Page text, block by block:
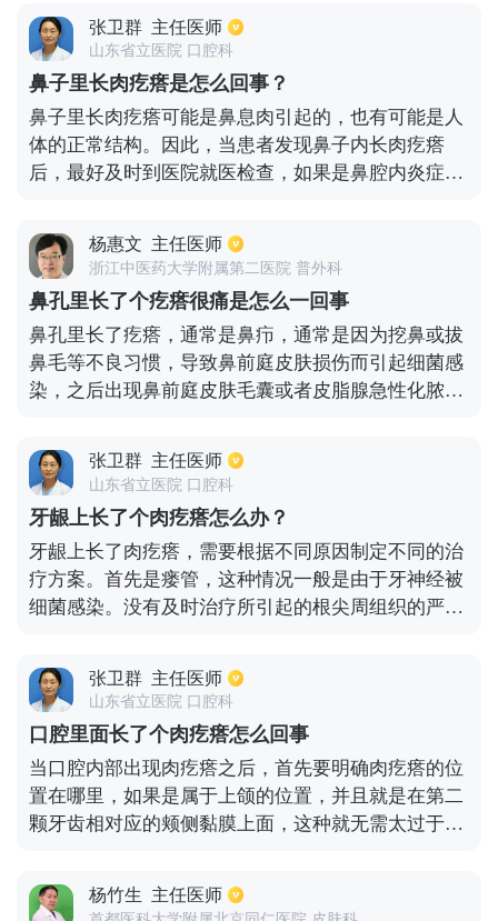
药物，比如头孢类的药物来消除炎症。如果疙瘩一直
变大，且出现脓肿的话，需要将脓肿切除，避免感
染。如果是因为耳垂有外伤或者是打耳钉而出现疙瘩
的话，这有可能是感染导致的，需要到医院检查对症
治疗。必要的情况下还需要采用手术的方式来治疗，
术后还需要做抗疤痕增生的治疗。
张卫群 主任医师
山东省立医院 口腔科
鼻子里长肉疙瘩是怎么回事？
鼻子里长肉疙瘩可能是鼻息肉引起的，也有可能是人
体的正常结构。因此，当患者发现鼻子内长肉疙瘩
后，最好及时到医院就医检查，如果是鼻腔内炎症引
至会引发鼻窦炎，或是导致患者出现头痛症状。那患
者要根据症状轻重程度，结合医生的建议选择合适的
治疗方法，必要时还需要进行手术治疗。而如果鼻子
里的肉疙瘩为下鼻甲的话，那就是正常的生理结构，
患者不用过度紧张，也不用采取特殊治疗处理。
杨惠文 主任医师
浙江中医药大学附属第二医院 普外科
鼻孔里长了个疙瘩很痛是怎么一回事
鼻孔里长了疙瘩，通常是鼻疖，通常是因为挖鼻或拔
鼻毛等不良习惯，导致鼻前庭皮肤损伤而引起细菌感
染，之后出现鼻前庭皮肤毛囊或者皮脂腺急性化脓性
痛，疖肿成熟破溃后会有黄色脓液渗出。通常可以用
碘伏或是外涂抗菌素软膏进行消毒和消炎，以免引起
并发症。也有少数出现疼痛症状，这是由于鼻前庭囊
肿所致。
张卫群 主任医师
山东省立医院 口腔科
牙龈上长了个肉疙瘩怎么办？
牙龈上长了肉疙瘩，需要根据不同原因制定不同的治
疗方案。首先是瘘管，这种情况一般是由于牙神经被
细菌感染。没有及时治疗所引起的根尖周组织的严重
的牙神经全部清理干净，才能有效的消除根尖部的炎
症，促进根尖周组织的愈合。根尖周组织炎症消除
后，瘘管也就会愈合了。其次是牙龈瘤，由于慢性炎
症或者机械的刺激所形成的反应性增生物，一般长在
牙龈乳头，形成圆形、半圆形突起。治疗方法主要是
是手术切除牙龈瘤，并且拔除引起牙龈瘤的牙齿，以
免复发。
张卫群 主任医师
山东省立医院 口腔科
口腔里面长了个肉疙瘩怎么回事
当口腔内部出现肉疙瘩之后，首先要明确肉疙瘩的位
置在哪里，如果是属于上颌的位置，并且就是在第二
颗牙齿相对应的颊侧黏膜上面，这种就无需太过于担
一定的区别，有些患者的肉疙瘩会很大，有些患者的
会特别小。其实这种就是属于腮腺导管开口，不用特
杨竹生 主任医师